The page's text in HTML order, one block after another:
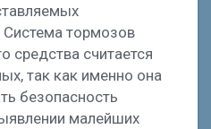
тормозов
средства считается
так как именно она
безопасность
малейших